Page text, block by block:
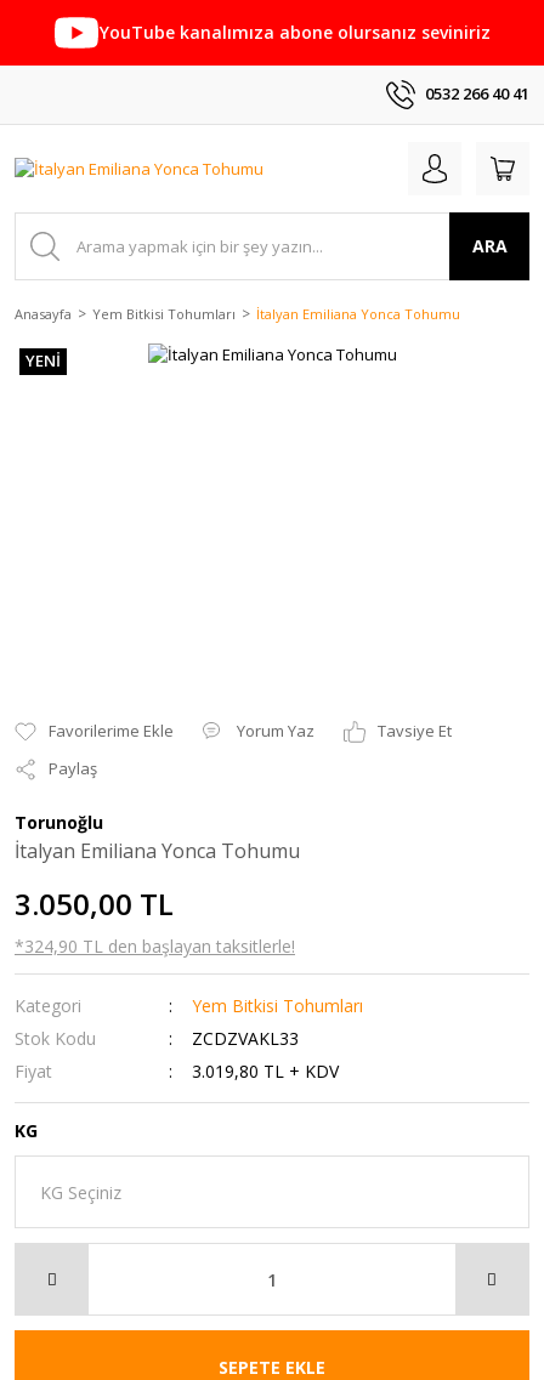
YouTube kanalımıza abone olursanız seviniriz
0532 266 40 41
ARA
Anasayfa Yem Bitkisi Tohumları İtalyan Emiliana Yonca Tohumu
YENİ
Yorum Yaz
Tavsiye Et
Paylaş
Torunoğlu
İtalyan Emiliana Yonca Tohumu
3.050,00 TL
*324,90 TL den başlayan taksitlerle!
Kategori
Yem Bitkisi Tohumları
Stok Kodu
ZCDZVAKL33
Fiyat
3.019,80 TL + KDV
KG
SEPETE EKLE